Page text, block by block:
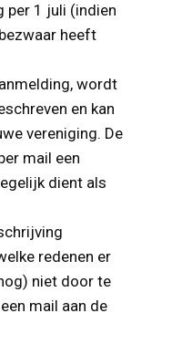
per 1 juli (indien
heeft
wordt
en kan
vereniging. De
mail een
dient als
redenen er
niet door te
mail aan de